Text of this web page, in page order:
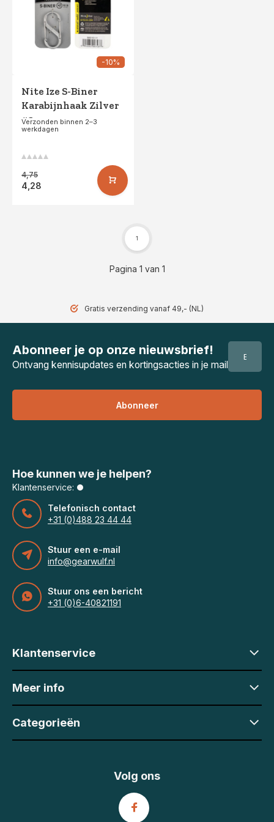
-10%
Nite Ize S-Biner
Karabijnhaak Zilver
#2
Verzonden binnen 2–3
werkdagen
4,75
4,28
Pagina 1 van 1
1
Gratis verzending vanaf 49,- (NL)
Abonneer je op onze nieuwsbrief!
Ontvang kennisupdates en kortingsacties in je mail
Abonneer
Hoe kunnen we je helpen?
Klantenservice:
Telefonisch contact
+31 (0)488 23 44 44
Stuur een e-mail
info@gearwulf.nl
Stuur ons een bericht
+31 (0)6-40821191
Klantenservice
Meer info
Categorieën
Volg ons